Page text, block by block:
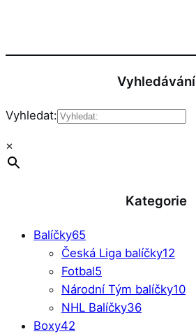
Vyhledávání
Vyhledat:
×
Kategorie
Balíčky65
Česká Liga balíčky12
Fotbal5
Národní Tým balíčky10
NHL Balíčky36
Boxy42